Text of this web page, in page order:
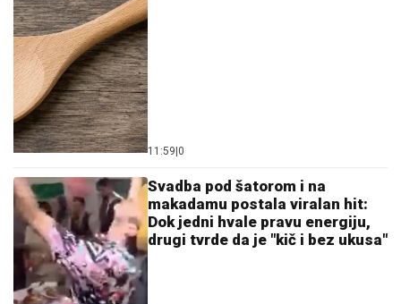
11:59 0
Svadba pod šatorom i na
makadamu postala viralan hit:
Dok jedni hvale pravu energiju,
drugi tvrde da je "kič i bez ukusa"